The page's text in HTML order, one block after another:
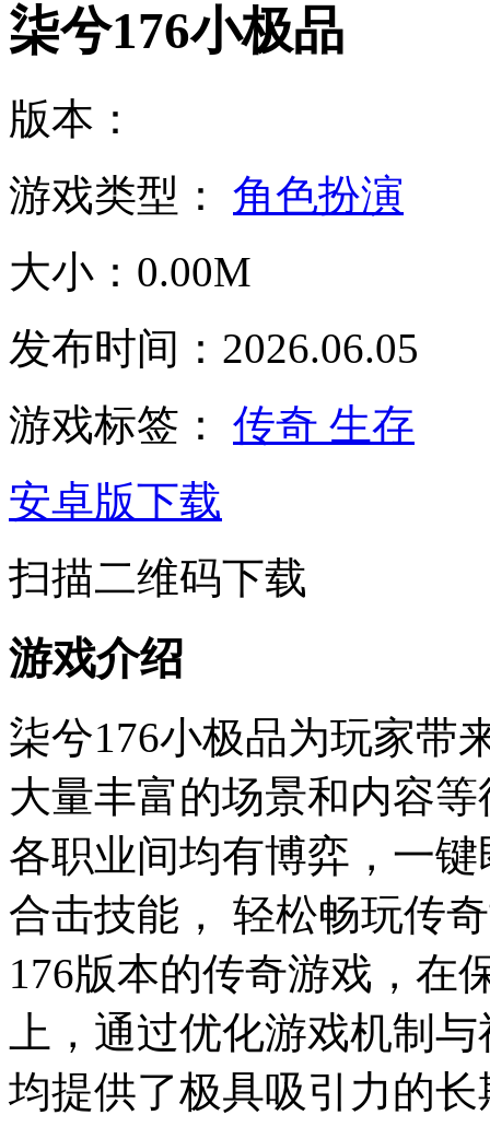
柒兮176小极品
版本：
游戏类型： 角色扮演
大小：0.00M
发布时间：2026.06.05
游戏标签： 传奇 生存
安卓版下载
扫描二维码下载
游戏介绍
柒兮176小极品为玩家带
大量丰富的场景和内容
各职业间均有博弈，一
合击技能， 轻松畅玩传
176版本的传奇游戏，在
上，通过优化游戏机制
均提供了极具吸引力的